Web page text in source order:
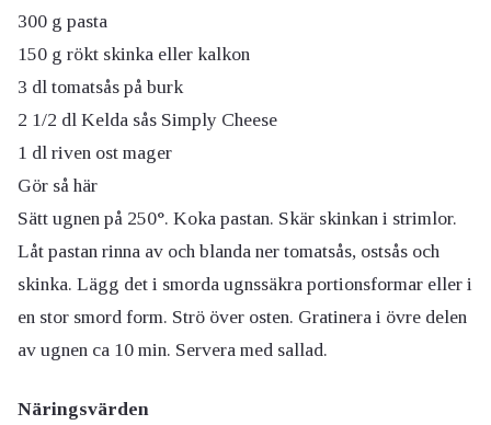
300 g pasta
150 g rökt skinka eller kalkon
3 dl tomatsås på burk
2 1/2 dl Kelda sås Simply Cheese
1 dl riven ost mager
Gör så här
Sätt ugnen på 250°. Koka pastan. Skär skinkan i strimlor.
Låt pastan rinna av och blanda ner tomatsås, ostsås och
skinka. Lägg det i smorda ugnssäkra portionsformar eller i
en stor smord form. Strö över osten. Gratinera i övre delen
av ugnen ca 10 min. Servera med sallad.
Näringsvärden